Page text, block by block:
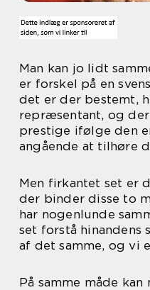
Man kan jo lidt
er forskel på en
det er der bestemt,
repræsentant, og
prestige ifølge den
angående at tilhøre
Men firkantet set er
der binder disse to
har nogenlunde
set forstå hinandens
af det samme, og vi
På samme måde kan